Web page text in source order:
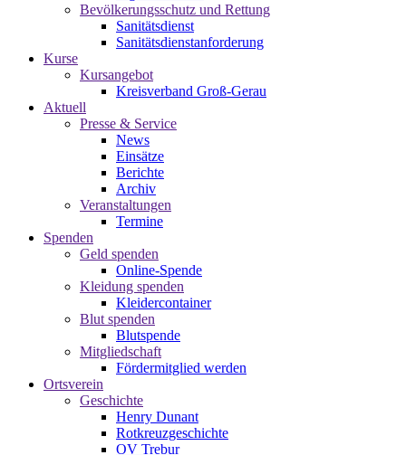
Bevölkerungsschutz und Rettung
Sanitätsdienst
Sanitätsdienstanforderung
Kurse
Kursangebot
Kreisverband Groß-Gerau
Aktuell
Presse & Service
News
Einsätze
Berichte
Archiv
Veranstaltungen
Termine
Spenden
Geld spenden
Online-Spende
Kleidung spenden
Kleidercontainer
Blut spenden
Blutspende
Mitgliedschaft
Fördermitglied werden
Ortsverein
Geschichte
Henry Dunant
Rotkreuzgeschichte
OV Trebur